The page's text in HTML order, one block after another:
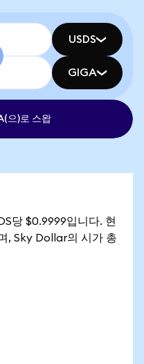
USDS
GIGA
으)로 스왑
당 $0.9999입니다. 현
, Sky Dollar의 시가 총